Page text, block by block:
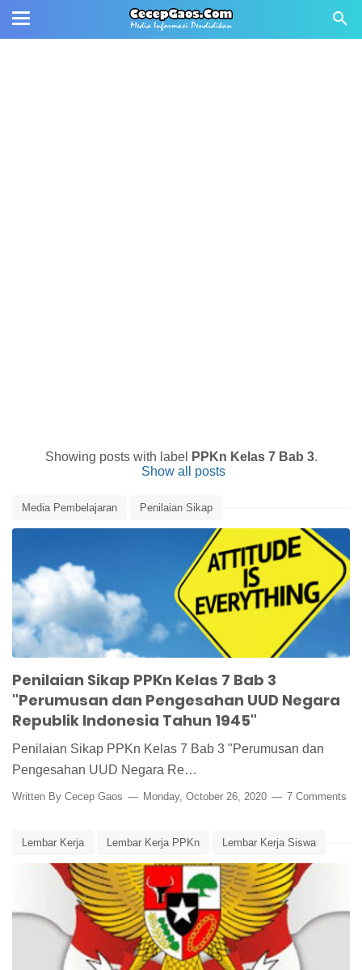
Showing posts with label PPKn Kelas 7 Bab 3.
Show all posts
Media Pembelajaran Penilaian Sikap
Perumusan dan Pengesahan UUD NRI 1945
PPKn Kelas 7 Bab 3
Penilaian Sikap PPKn Kelas 7 Bab 3
"Perumusan dan Pengesahan UUD Negara
Republik Indonesia Tahun 1945"
Penilaian Sikap PPKn Kelas 7 Bab 3 "Perumusan dan
Pengesahan UUD Negara Re…
Written By Cecep Gaos Monday, October 26, 2020 7 Comments
Lembar Kerja Lembar Kerja PPKn Lembar Kerja Siswa
Lembar Kerja Siswa Interaktif Media Pembelajaran
Perumusan dan Pengesahan UUD NRI 1945
PPKn Kelas 7 Bab 3